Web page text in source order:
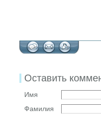
Оставить
Имя
Фамилия